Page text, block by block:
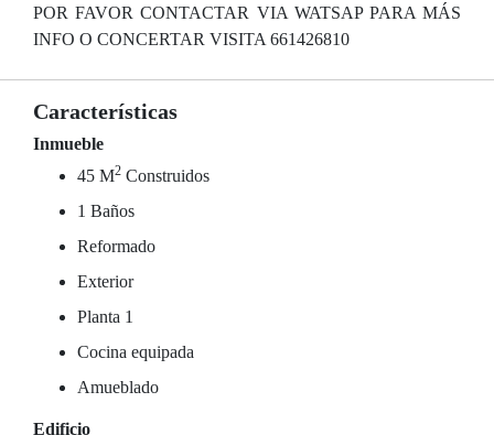
POR FAVOR CONTACTAR VIA WATSAP PARA MÁS
INFO O CONCERTAR VISITA 661426810
Características
Inmueble
45 M2 Construidos
1 Baños
Reformado
Exterior
Planta 1
Cocina equipada
Amueblado
Edificio